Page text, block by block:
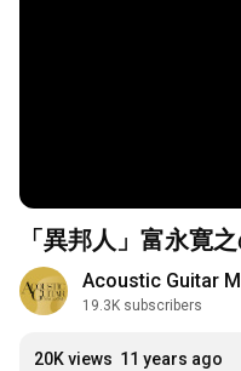
「異邦人」富永寛
Acoustic Guitar
19.3K subscribers
20K views 11 years ago